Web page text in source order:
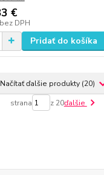
€
bez DPH
Pridať do košíka
Načítať ďalšie produkty (20)
strana z 20ďalšie